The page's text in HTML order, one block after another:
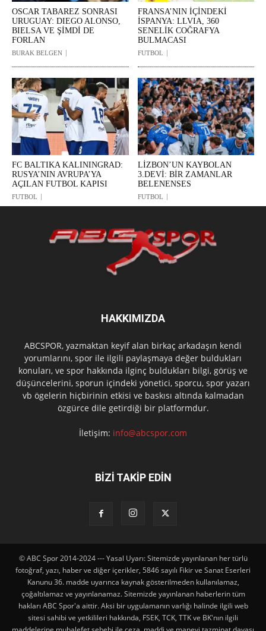
OSCAR TABAREZ SONRASI
URUGUAY: DIEGO ALONSO,
BIELSA VE ŞİMDİ DE
FORLAN
BURAK BELGEN
FRANSA’NIN İÇİNDEKİ
İSPANYA: LLVIA, 360
SENELİK COĞRAFYA
BULMACASI
FUTBOL
FC BALTIKA KALININGRAD:
RUSYA’NIN AVRUPA’YA
AÇILAN FUTBOL KAPISI
FUTBOL
LİZBON’UN KAYBOLAN
3.DEVİ: BİR ZAMANLAR
BELENENSES
FUTBOL
HAKKIMIZDA
ABCSPOR, yazmaktan keyif alan birkaç arkadaşın kendi
yorumlarını, spor ile ilgili paylaşmaya değer buldukları
konuları, ve spor hakkında ilginç buldukları bilgi, görüş ve
düşüncelerini, sporun içindeki yönetici, sporcu, spor yazarı
vb ögelerin hiçbirinin etkisi ve baskısı altında kalmadan
özgürce dile getirdiği bir platformdur.
İletişim: info@abcspor.com
BİZİ TAKİP EDİN
© ABC Spor 2014-2024 --- Yasal Uyarı: Sitemizde yayınlanan her türlü
fotoğraf, yazı, haber ve diğer içerikler, 5846 sayılı Fikir ve Sanat Eserleri
Kanunu 36. madde uyarınca kaynak gösterilmeden kullanılamaz,
çoğaltılamaz ve yayınlanamaz. Sitemizde yayınlanan haberlerin tüm
hakları ABC Spor'a aittir. Aksi bir uygulamanın varlığı halinde ilgili web
sitesi sahibi ve yetkilileri hakkında, FSEK, TCK, TTK ve BK'nın ilgili